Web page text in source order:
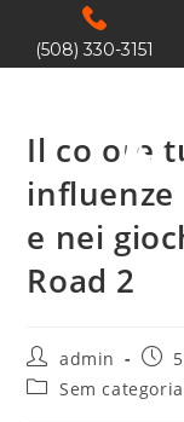
(508) 330-3151
Il colore
e nei
Road 2
admin
Sem categoria